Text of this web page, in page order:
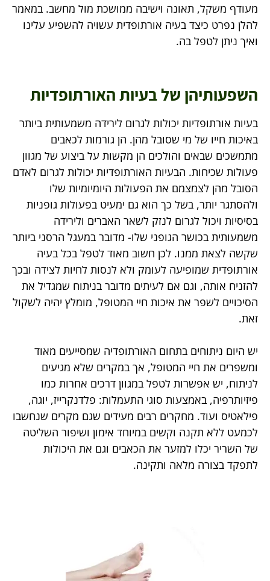
מעודף משקל, תאונה וישיבה ממושכת מול מחשב. במאמר
להלן נפרט כיצד בעיה אורתופדית עשויה להשפיע עלינו
ואיך ניתן לטפל בה.
השפעותיהן של בעיות האורתופדיות
בעיות אורתופדיות יכולות לגרום לירידה משמעותית ביותר
באיכות חייו של מי שסובל מהן. הן גורמות לכאבים
מתמשכים שבאים והולכים הן מקשות על ביצוע של מגוון
פעולות שכיחות. הבעיות האורתופדיות יכולות לגרום לאדם
הסובל מהן לצמצמם את הפעולות היומיומיות שלו
ולהסתגר יותר, בשל כך הוא גם ימעיט בפעולות גופניות
בסיסיות ויכול לגרום לנזק לשאר האברים ולירידה
משמעותית בכושר הגופני שלו- מדובר במעגל הרסני ביותר
שקשה לצאת ממנו. לכן חשוב מאוד לטפל בכל בעיה
אורתופדית שמופיעה לעומק ולא לנסות לחיות לצידה ובכך
להזניח אותה, וגם אם לעיתים מדובר בניתוח שמגדיל את
הסיכויים לשפר את איכות חיי המטופל, מומלץ יהיה לשקול
זאת.
יש היום ניתוחים בתחום האורתופדיה שמסייעים מאוד
ומשפרים את חיי המטופל, אך במקרים שלא מגיעים
לניתוח, יש אפשרות לטפל במגוון דרכים אחרות כמו
פיזיותרפיה, באמצעות סוגי התעמלות: פלדנקרייז, יוגה,
פילאטיס ועוד. מחקרים רבים מעידים שגם מקרים שנחשבו
לכמעט ללא תקנה וקשים במיוחד אימון ושיפור השליטה
של השריר יכלו למזער את הכאבים וגם את היכולות
לתפקד בצורה מלאה ותקינה.